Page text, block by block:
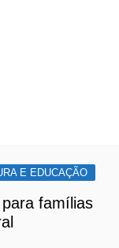
E EDUCAÇÃO
famílias